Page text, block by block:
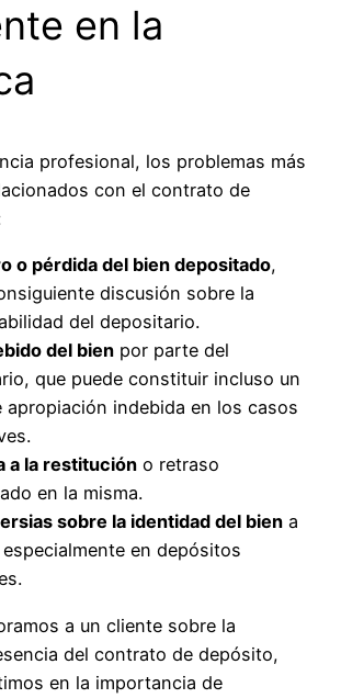
en la
profesional, los problemas más
con el contrato de
o pérdida del bien depositado,
discusión sobre la
del depositario.
del bien por parte del
que puede constituir incluso un
apropiación indebida en los casos
a la restitución o retraso
en la misma.
sobre la identidad del bien a
en depósitos
a un cliente sobre la
del contrato de depósito,
en la importancia de